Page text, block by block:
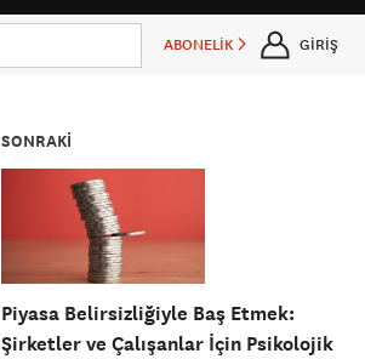
ABONELİK GİRİŞ
SONRAKİ
Piyasa Belirsizliğiyle Baş Etmek:
Şirketler ve Çalışanlar İçin Psikolojik